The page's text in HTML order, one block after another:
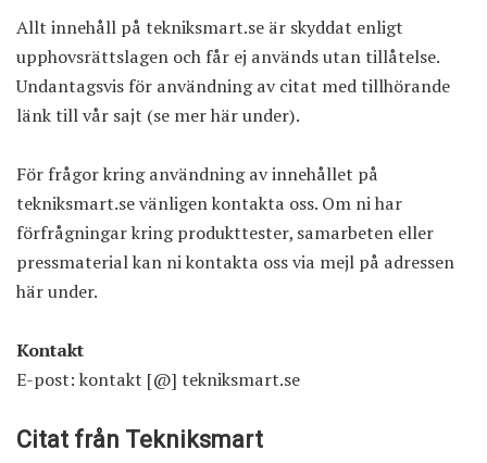
Allt innehåll på tekniksmart.se är skyddat enligt
upphovsrättslagen och får ej används utan tillåtelse.
Undantagsvis för användning av citat med tillhörande
länk till vår sajt (se mer här under).
För frågor kring användning av innehållet på
tekniksmart.se vänligen kontakta oss. Om ni har
förfrågningar kring produkttester, samarbeten eller
pressmaterial kan ni kontakta oss via mejl på adressen
här under.
Kontakt
E-post: kontakt [@] tekniksmart.se
Citat från Tekniksmart